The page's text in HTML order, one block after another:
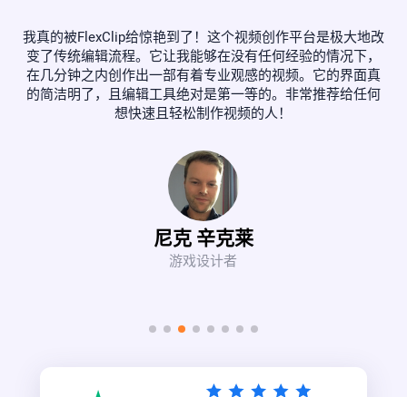
我真的被FlexClip给惊艳到了！这个视频创作平台是极大地改
变了传统编辑流程。它让我能够在没有任何经验的情况下，
在几分钟之内创作出一部有着专业观感的视频。它的界面真
的简洁明了，且编辑工具绝对是第一等的。非常推荐给任何
想快速且轻松制作视频的人！
尼克 辛克莱
游戏设计者